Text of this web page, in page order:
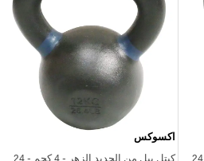
كيتل بيل من الحديد الزهر - 4 كجم - 24
اكسوكس
كيتل بيل من الحديد الزهر - 4 كجم - 24